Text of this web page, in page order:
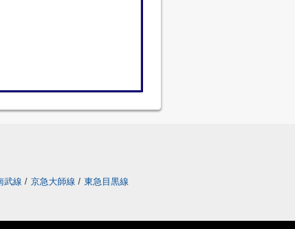
武線 / 京急大師線 / 東急目黒線